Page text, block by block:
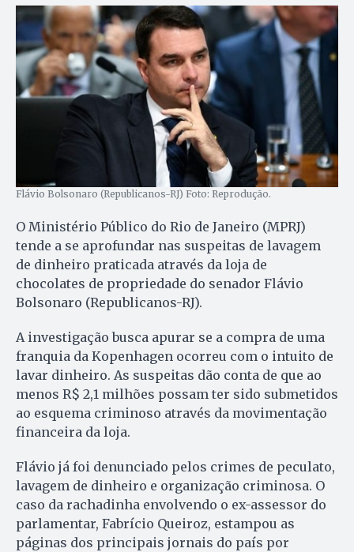
Flávio Bolsonaro (Republicanos-RJ) Foto: Reprodução.
O Ministério Público do Rio de Janeiro (MPRJ)
tende a se aprofundar nas suspeitas de lavagem
de dinheiro praticada através da loja de
chocolates de propriedade do senador Flávio
Bolsonaro (Republicanos-RJ).
A investigação busca apurar se a compra de uma
franquia da Kopenhagen ocorreu com o intuito de
lavar dinheiro. As suspeitas dão conta de que ao
menos R$ 2,1 milhões possam ter sido submetidos
ao esquema criminoso através da movimentação
financeira da loja.
Flávio já foi denunciado pelos crimes de peculato,
lavagem de dinheiro e organização criminosa. O
caso da rachadinha envolvendo o ex-assessor do
parlamentar, Fabrício Queiroz, estampou as
páginas dos principais jornais do país por